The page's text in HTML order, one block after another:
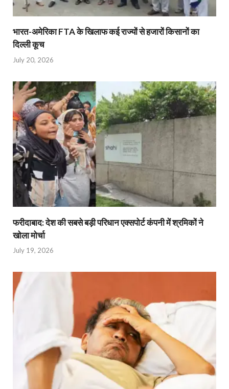
भारत-अमेरिका FTA के खिलाफ कई राज्यों से हजारों किसानों का
दिल्ली कूच
July 20, 2026
फरीदाबाद: देश की सबसे बड़ी परिधान एक्सपोर्ट कंपनी में श्रमिकों ने
खोला मोर्चा
July 19, 2026